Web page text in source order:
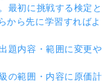
最初に挑戦する検定と
から先に学習すればよ
題内容・範囲に変更や
の範囲・内容に原価計